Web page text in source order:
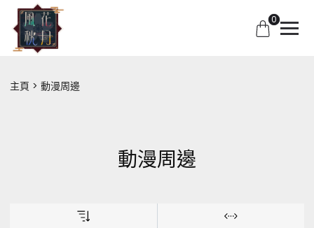
0
主頁 動漫周邊
動漫周邊